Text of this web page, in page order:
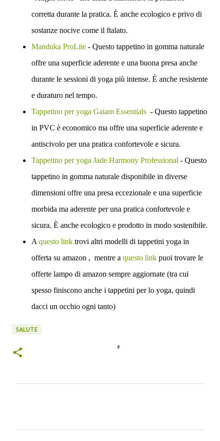
corretta durante la pratica. È anche ecologico e privo di
sostanze nocive come il ftalato.
Manduka ProLite - Questo tappetino in gomma naturale
offre una superficie aderente e una buona presa anche
durante le sessioni di yoga più intense. È anche resistente
e duraturo nel tempo.
Tappetino per yoga Gaiam Essentials - Questo tappetino
in PVC è economico ma offre una superficie aderente e
antiscivolo per una pratica confortevole e sicura.
Tappetino per yoga Jade Harmony Professional - Questo
tappetino in gomma naturale disponibile in diverse
dimensioni offre una presa eccezionale e una superficie
morbida ma aderente per una pratica confortevole e
sicura. È anche ecologico e prodotto in modo sostenibile.
A questo link trovi altri modelli di tappetini yoga in
offerta su amazon , mentre a questo link puoi trovare le
offerte lampo di amazon sempre aggiornate (tra cui
spesso finiscono anche i tappetini per lo yoga, quindi
dacci un occhio ogni tanto)
SALUTE